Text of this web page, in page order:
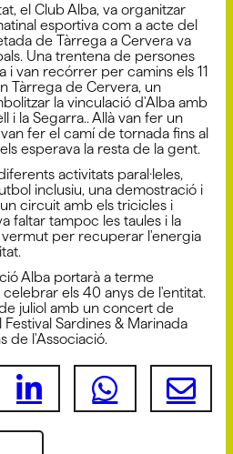
el Club Alba, va organitzar
esportiva com a acte del
de Tàrrega a Cervera va
Una trentena de persones
i van recórrer per camins els 11
Tàrrega de Cervera, un
la vinculació d'Alba amb
i la Segarra.. Allà van fer un
fer el camí de tornada fins al
esperava la resta de la gent.
activitats paral·leles,
inclusiu, una demostració i
circuit amb els tricicles i
faltar tampoc les taules i la
per recuperar l'energia
Alba portarà a terme
els 40 anys de l'entitat.
juliol amb un concert de
Sardines & Marinada
de l'Associació.